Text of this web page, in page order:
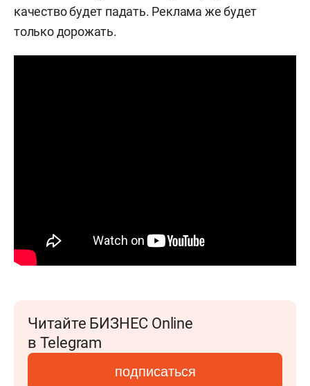
качество будет падать. Реклама же будет
только дорожать.
Читайте БИЗНЕС Online
в Telegram
подписаться